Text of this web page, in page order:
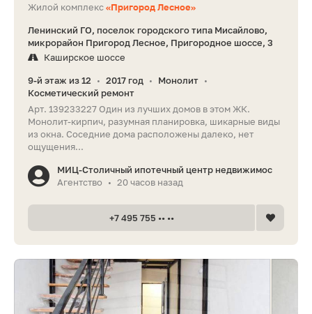
Жилой комплекс«Пригород Лесное»
Ленинский ГО, поселок городского типа Мисайлово,
микрорайон Пригород Лесное, Пригородное шоссе, 3
Каширское шоссе
9-й этаж из 12 • 2017 год • Монолит •
Косметический ремонт
Арт. 139233227 Один из лучших домов в этом ЖК.
Монолит-кирпич, разумная планировка, шикарные виды
из окна. Соседние дома расположены далеко, нет
ощущения...
МИЦ-Столичный ипотечный центр недвижимос
Агентство
• 20 часов назад
+7 495 755 •• ••